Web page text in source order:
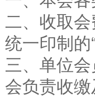
二、收取
统一印制的
三、单位
会负责收缴